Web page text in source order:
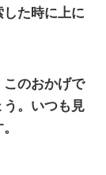
た時に上に
このおかげで
。いつも見